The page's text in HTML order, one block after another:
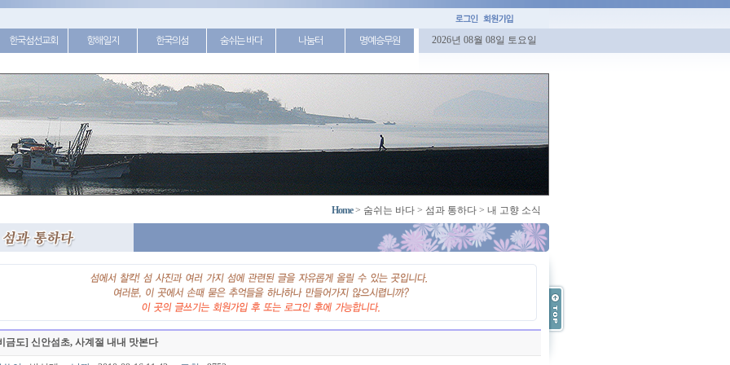
한국섬선교회 항해일지 한국의섬 숨쉬는 바다 나눔터 명예승무원 2026년 08월 08일 토요일
Home> 숨쉬는 바다 > 섬과 통하다 > 내 고향 소식
금도] 신안섬초, 사계절 내내 맛본다